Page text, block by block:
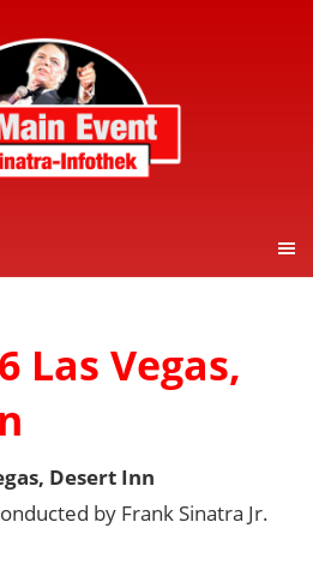
Las Vegas,
Desert Inn
by Frank Sinatra Jr.